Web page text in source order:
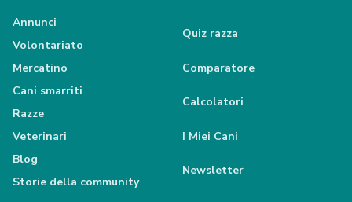
Annunci
Volontariato
Mercatino
Cani smarriti
Razze
Veterinari
Blog
Storie della community
Quiz razza
Comparatore
Calcolatori
I Miei Cani
Newsletter